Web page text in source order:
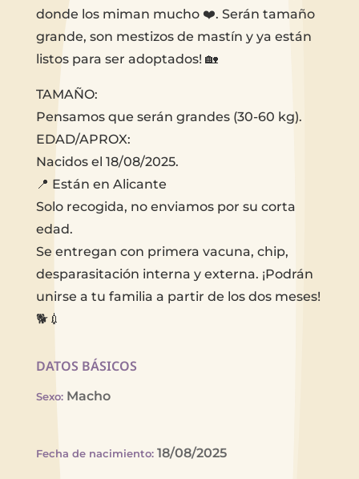
donde los miman mucho ❤️. Serán tamaño
grande, son mestizos de mastín y ya están
listos para ser adoptados! 🏡
TAMAÑO:
Pensamos que serán grandes (30-60 kg).
EDAD/APROX:
Nacidos el 18/08/2025.
📍 Están en Alicante
Solo recogida, no enviamos por su corta
edad.
Se entregan con primera vacuna, chip,
desparasitación interna y externa. ¡Podrán
unirse a tu familia a partir de los dos meses!
🐕💉
DATOS BÁSICOS
Sexo: Macho
Fecha de nacimiento: 18/08/2025